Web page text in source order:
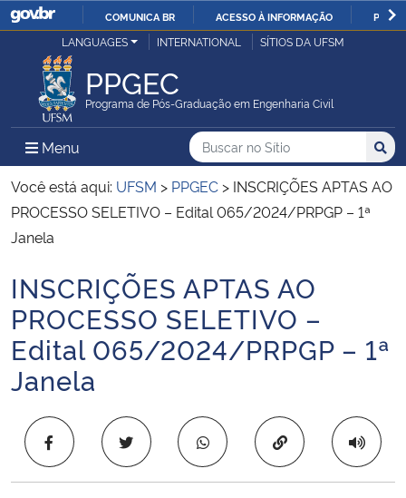
IR
COMUNICA BR ACESSO À INFORMAÇÃO
Ministério da Justiça e Segurança Pública
Ministério da Defesa
Ministério das Relações Exteriores
Ministério da Economia
Ministério da Infraestrutura
Ministério da Agricultura, Pecuária e Abastecimento
Ministério da Educação
Ministério da Cidadania
Ministério da Saúde
LANGUAGES INTERNATIONAL SÍTIOS DA UFSM
PPGEC
Programa de Pós-Graduação em Engenharia Civil
Menu Menu Principal do Sítio
Busca
Buscar no no Sítio
Busca:
Você está aqui: UFSM > PPGEC > INSCRIÇÕES APTAS AO
PROCESSO SELETIVO – Edital 065/2024/PRPGP – 1ª
Janela
Início do conteúdo
INSCRIÇÕES APTAS AO
PROCESSO SELETIVO –
Edital 065/2024/PRPGP – 1ª
Janela
Copiar para área